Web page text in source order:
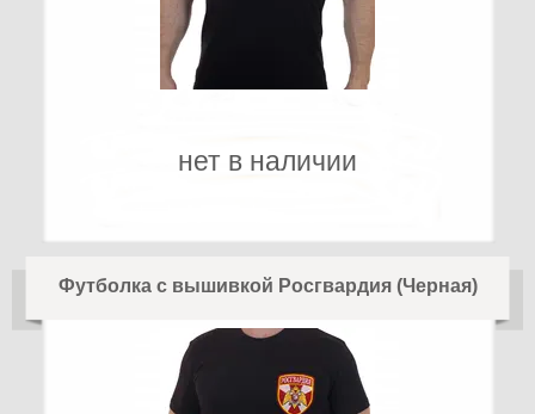
нет в наличии
Футболка с вышивкой Росгвардия (Черная)